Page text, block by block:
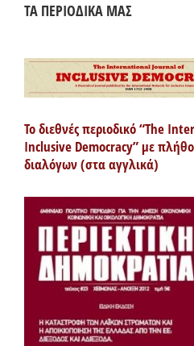
ΤΑ ΠΕΡΙΟΔΙΚΑ ΜΑΣ
Το διεθνές περιοδικό “The
Inclusive Democracy” με
διαλόγων (στα αγγλικά)